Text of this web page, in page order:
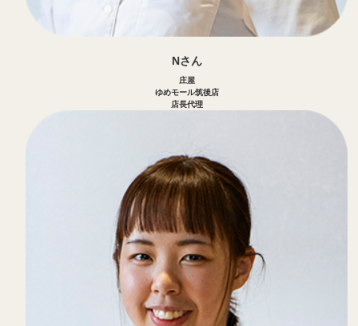
Nさん
庄屋
ゆめモール筑後店
店長代理